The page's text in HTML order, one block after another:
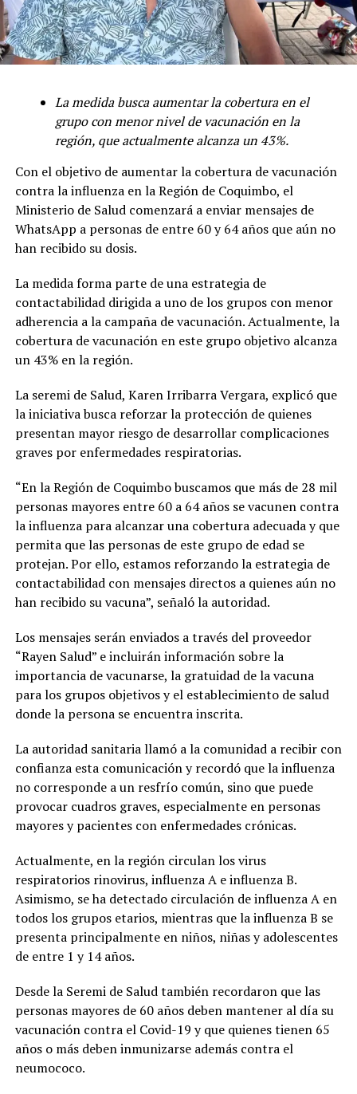
La medida busca aumentar la cobertura en el
grupo con menor nivel de vacunación en la
región, que actualmente alcanza un 43%.
Con el objetivo de aumentar la cobertura de vacunación
contra la influenza en la Región de Coquimbo, el
Ministerio de Salud comenzará a enviar mensajes de
WhatsApp a personas de entre 60 y 64 años que aún no
han recibido su dosis.
La medida forma parte de una estrategia de
contactabilidad dirigida a uno de los grupos con menor
adherencia a la campaña de vacunación. Actualmente, la
cobertura de vacunación en este grupo objetivo alcanza
un 43% en la región.
La seremi de Salud, Karen Irribarra Vergara, explicó que
la iniciativa busca reforzar la protección de quienes
presentan mayor riesgo de desarrollar complicaciones
graves por enfermedades respiratorias.
“En la Región de Coquimbo buscamos que más de 28 mil
personas mayores entre 60 a 64 años se vacunen contra
la influenza para alcanzar una cobertura adecuada y que
permita que las personas de este grupo de edad se
protejan. Por ello, estamos reforzando la estrategia de
contactabilidad con mensajes directos a quienes aún no
han recibido su vacuna”, señaló la autoridad.
Los mensajes serán enviados a través del proveedor
“Rayen Salud” e incluirán información sobre la
importancia de vacunarse, la gratuidad de la vacuna
para los grupos objetivos y el establecimiento de salud
donde la persona se encuentra inscrita.
La autoridad sanitaria llamó a la comunidad a recibir con
confianza esta comunicación y recordó que la influenza
no corresponde a un resfrío común, sino que puede
provocar cuadros graves, especialmente en personas
mayores y pacientes con enfermedades crónicas.
Actualmente, en la región circulan los virus
respiratorios rinovirus, influenza A e influenza B.
Asimismo, se ha detectado circulación de influenza A en
todos los grupos etarios, mientras que la influenza B se
presenta principalmente en niños, niñas y adolescentes
de entre 1 y 14 años.
Desde la Seremi de Salud también recordaron que las
personas mayores de 60 años deben mantener al día su
vacunación contra el Covid-19 y que quienes tienen 65
años o más deben inmunizarse además contra el
neumococo.